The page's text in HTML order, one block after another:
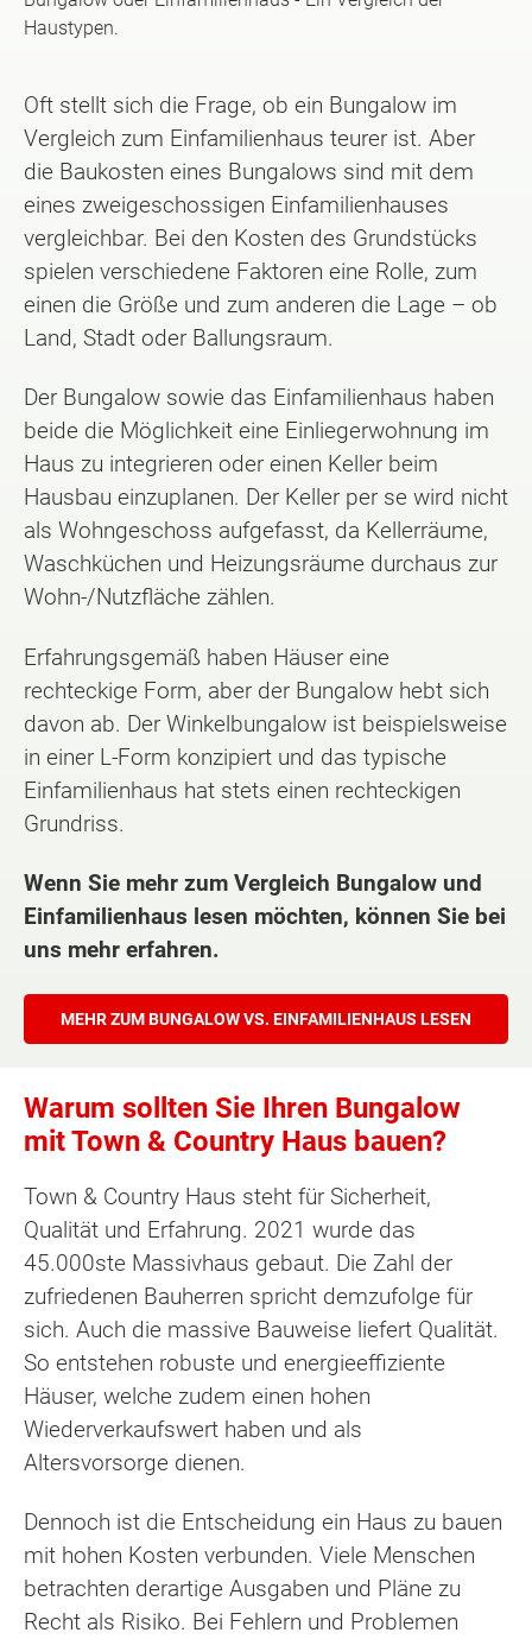
Haustypen.
Oft stellt sich die Frage, ob ein Bungalow im
Vergleich zum Einfamilienhaus teurer ist. Aber
die Baukosten eines Bungalows sind mit dem
eines zweigeschossigen Einfamilienhauses
vergleichbar. Bei den Kosten des Grundstücks
spielen verschiedene Faktoren eine Rolle, zum
einen die Größe und zum anderen die Lage – ob
Land, Stadt oder Ballungsraum.
Der Bungalow sowie das Einfamilienhaus haben
beide die Möglichkeit eine Einliegerwohnung im
Haus zu integrieren oder einen Keller beim
Hausbau einzuplanen. Der Keller per se wird nicht
als Wohngeschoss aufgefasst, da Kellerräume,
Waschküchen und Heizungsräume durchaus zur
Wohn-/Nutzfläche zählen.
Erfahrungsgemäß haben Häuser eine
rechteckige Form, aber der Bungalow hebt sich
davon ab. Der Winkelbungalow ist beispielsweise
in einer L-Form konzipiert und das typische
Einfamilienhaus hat stets einen rechteckigen
Grundriss.
Wenn Sie mehr zum Vergleich Bungalow und
Einfamilienhaus lesen möchten, können Sie bei
uns mehr erfahren.
MEHR ZUM BUNGALOW VS. EINFAMILIENHAUS LESEN
Warum sollten Sie Ihren Bungalow
mit Town & Country Haus bauen?
Town & Country Haus steht für Sicherheit,
Qualität und Erfahrung. 2021 wurde das
45.000ste Massivhaus gebaut. Die Zahl der
zufriedenen Bauherren spricht demzufolge für
sich. Auch die massive Bauweise liefert Qualität.
So entstehen robuste und energieeffiziente
Häuser, welche zudem einen hohen
Wiederverkaufswert haben und als
Altersvorsorge dienen.
Dennoch ist die Entscheidung ein Haus zu bauen
mit hohen Kosten verbunden. Viele Menschen
betrachten derartige Ausgaben und Pläne zu
Recht als Risiko. Bei Fehlern und Problemen